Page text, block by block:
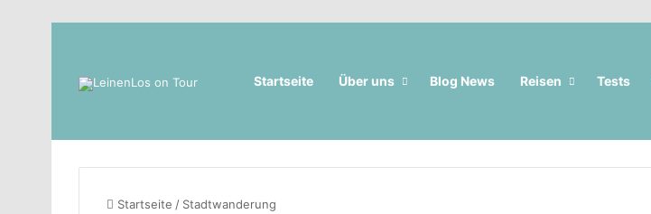
Startseite Über uns Blog News Reisen Tests
Startseite / Stadtwanderung